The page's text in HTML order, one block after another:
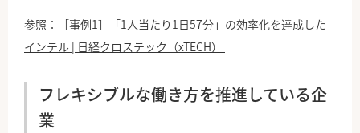
参照：
［事例1］「1人当たり1日57分」の効率化を達成した
インテル | 日経クロステック（xTECH）
フレキシブルな働き方を推進している企
業